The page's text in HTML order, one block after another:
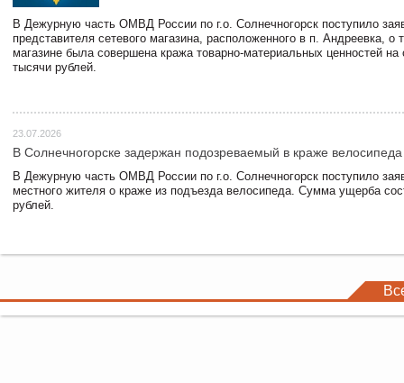
В Дежурную часть ОМВД России по г.о. Солнечногорск поступило
представителя сетевого магазина, расположенного в п. Андреевка, о
магазине была совершена кража товарно-материальных ценностей
тысячи рублей.
23.07.2026
В Солнечногорске задержан подозреваемый в краже велосипеда
В Дежурную часть ОМВД России по г.о. Солнечногорск поступило
местного жителя о краже из подъезда велосипеда. Сумма ущерба
рублей.